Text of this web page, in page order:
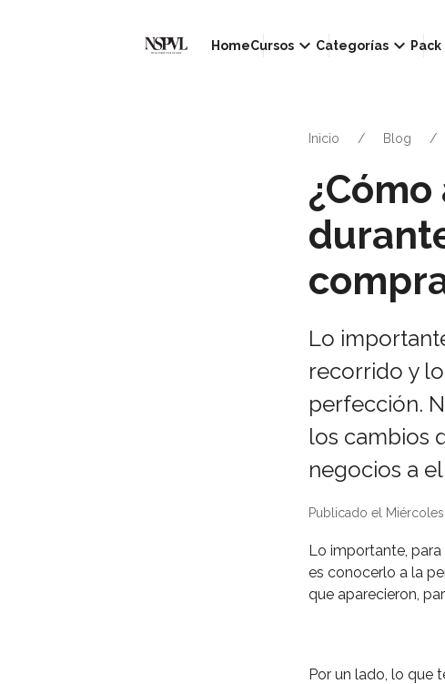
HomeCursos keyboard_arrow_down Categorías keyboard_arrow_down Pack
Inicio Blog
Lo
recorrido y
perfección.
los cambios
negocios a
Publicado el
Lo importante,
es conocerlo a la
que aparecieron,
Por un lado, lo que